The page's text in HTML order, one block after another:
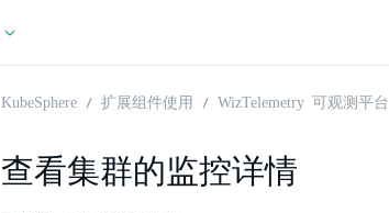
KubeSphere 扩展组件使用 WizTelemetry 可观测平台
查看集群的监控详情